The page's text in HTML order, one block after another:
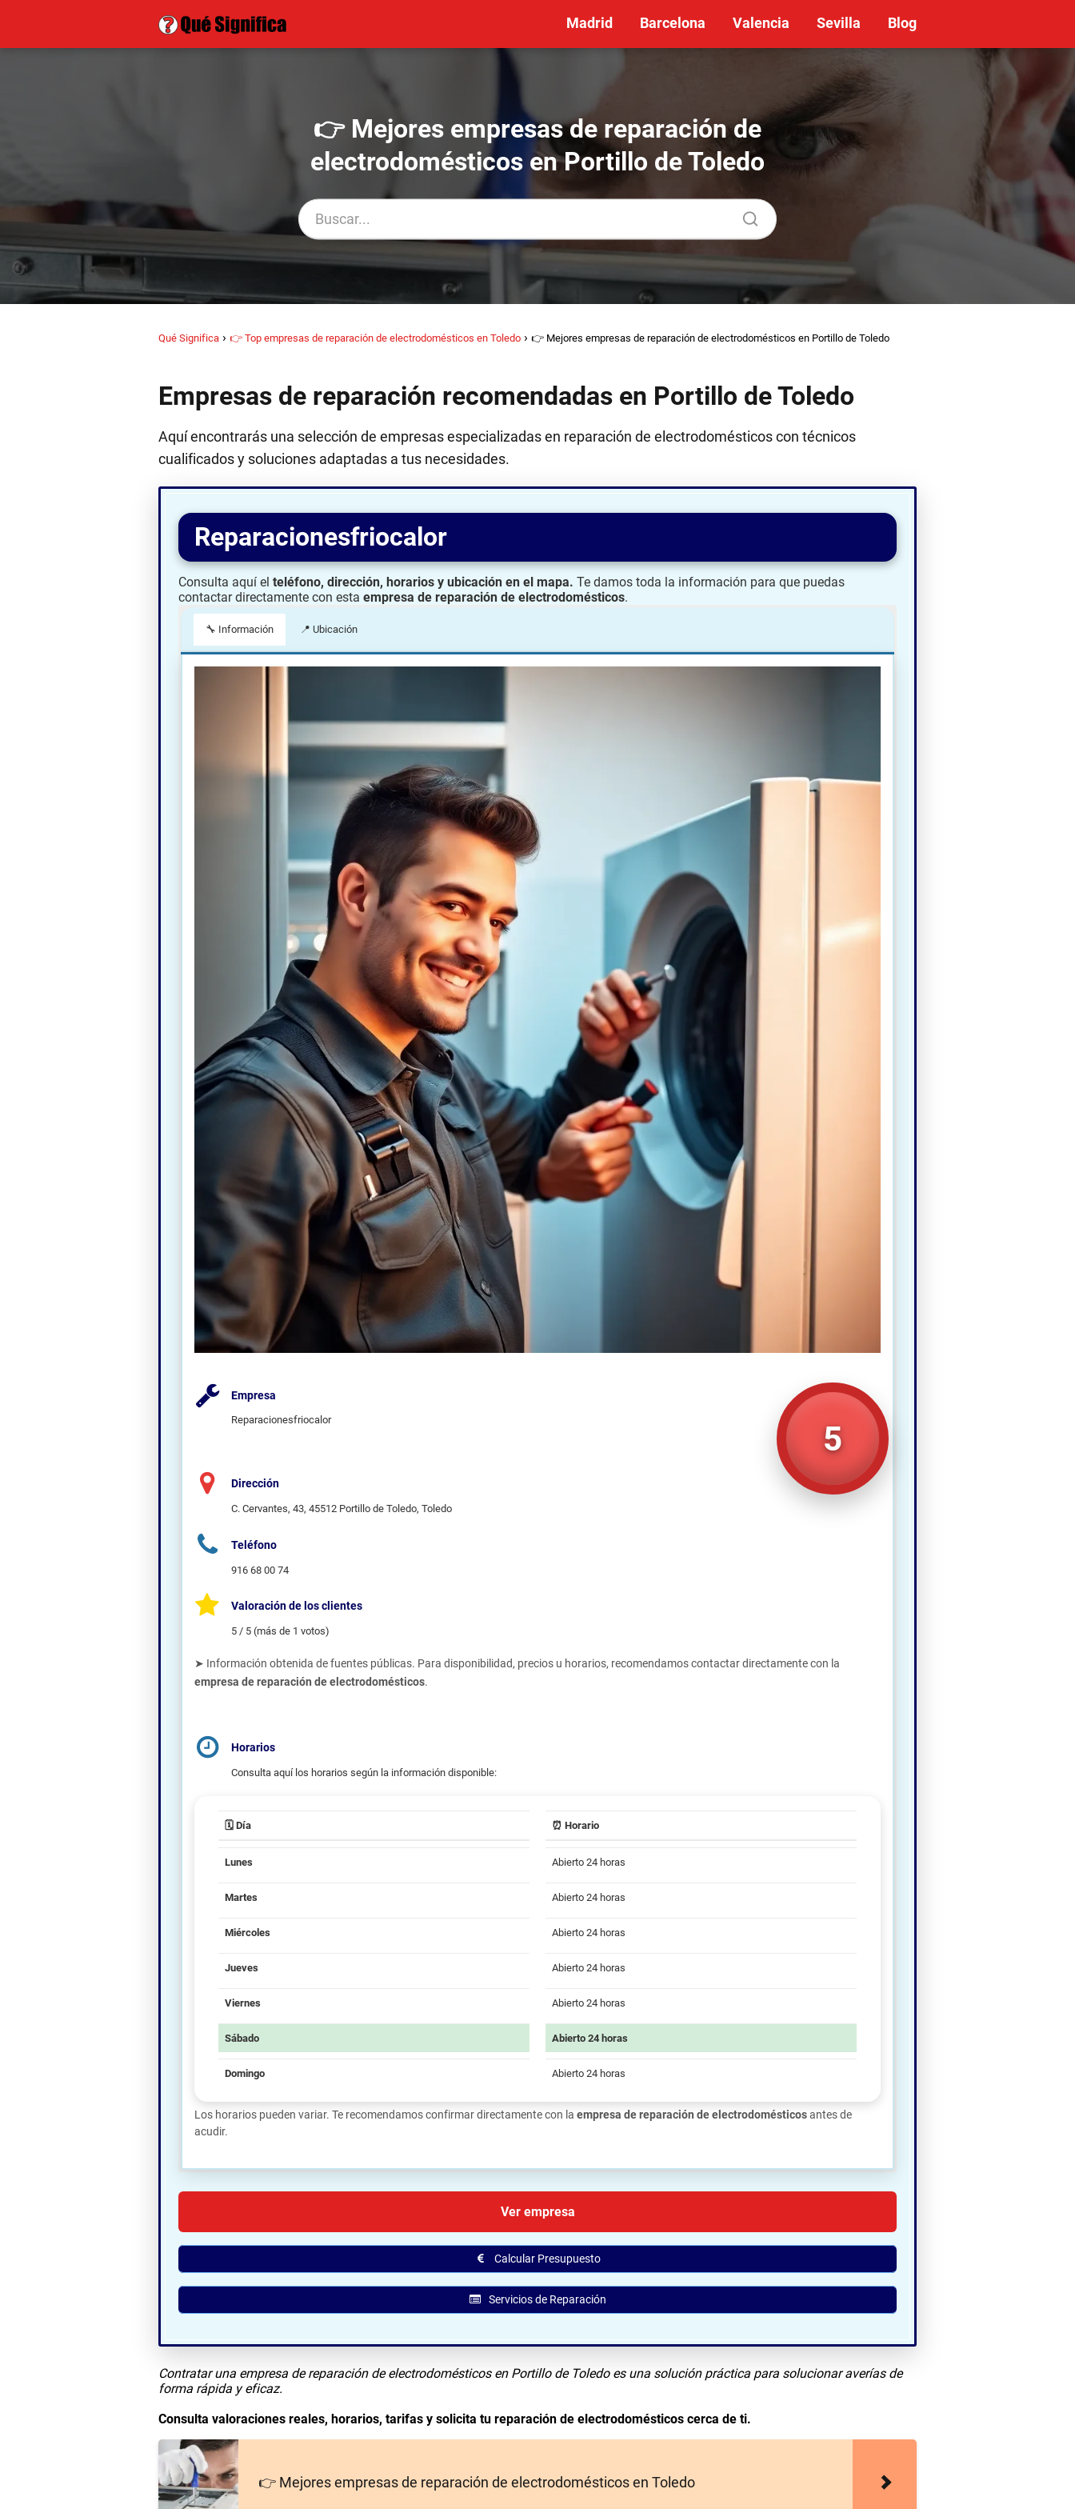
Madrid Barcelona Valencia Sevilla Blog
👉 Mejores empresas de reparación de
electrodomésticos en Portillo de Toledo
Qué Significa 👉 Top empresas de reparación de electrodomésticos en Toledo 👉 Mejores empresas de reparación de electrodomésticos en Portillo de Toledo
Empresas de reparación recomendadas en Portillo de Toledo
Aquí encontrarás una selección de empresas especializadas en reparación de electrodomésticos con técnicos
cualificados y soluciones adaptadas a tus necesidades.
Reparacionesfriocalor
Consulta aquí el teléfono, dirección, horarios y ubicación en el mapa. Te damos toda la información para que puedas
contactar directamente con esta empresa de reparación de electrodomésticos.
🔧 Información 📍 Ubicación
5
Empresa
Reparacionesfriocalor
Dirección
C. Cervantes, 43, 45512 Portillo de Toledo, Toledo
Teléfono
916 68 00 74
Valoración de los clientes
5 / 5 (más de 1 votos)
➤ Información obtenida de fuentes públicas. Para disponibilidad, precios u horarios, recomendamos contactar directamente con la
empresa de reparación de electrodomésticos.
Horarios
Consulta aquí los horarios según la información disponible:
🗓️ Día ⏰ Horario
Lunes Abierto 24 horas
Martes Abierto 24 horas
Miércoles Abierto 24 horas
Jueves Abierto 24 horas
Viernes Abierto 24 horas
Sábado Abierto 24 horas
Domingo Abierto 24 horas
Los horarios pueden variar. Te recomendamos confirmar directamente con la empresa de reparación de electrodomésticosantes de
acudir.
Ver empresa
Calcular Presupuesto
Servicios de Reparación
Contratar una empresa de reparación de electrodomésticos en Portillo de Toledo es una solución práctica para solucionar averías de
forma rápida y eficaz.
Consulta valoraciones reales, horarios, tarifas y solicita tu reparación de electrodomésticos cerca de ti.
👉 Mejores empresas de reparación de electrodomésticos en Toledo